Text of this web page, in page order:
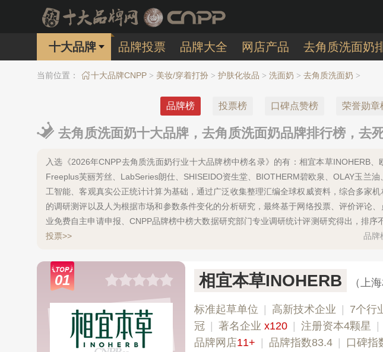
十大品牌 品牌投票 品牌大全 网店产品 去角质洗面奶
当前位置： 十大品牌CNPP > 美妆/穿着打扮 > 护肤化妆品 > 洗面奶 > 去角质洗面奶 >
品牌榜 投票榜 口碑点赞榜 荣誉勋章
去角质洗面奶十大品牌，去角质洗面奶品牌排行榜，去
入选《2026年CNPP去角质洗面奶行业十大品牌榜中榜名录》的有：相宜本草INOHERB
Freeplus芙丽芳丝、LabSeries朗仕、SHISEIDO资生堂、BIOTHERM碧欧泉、OLAY玉兰
工智能、客观真实公正统计计算为基础，通过广泛收集整理汇编全球权威资料，综合多家
的调研测评以及人为根据市场和参数条件变化的分析研究，最终基于网络投票、评价评论
业免费自主申请申报、CNPP品牌榜中榜大数据研究部门专业调研统计评测研究得出，排序
投票>>
品牌
01 相宜本草INOHERB （上
标准起草单位 高新技术企业 7个行
冠
著名企业 x120 注册资本4颗星
品牌网店11+ 品牌指数83.4 口碑指